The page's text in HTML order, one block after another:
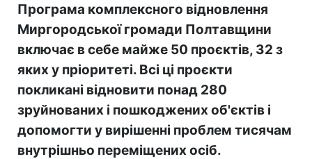
Програма комплексного відновлення
Миргородської громади Полтавщини
включає в себе майже 50 проєктів, 32 з
яких у пріоритеті. Всі ці проєкти
покликані відновити понад 280
зруйнованих і пошкоджених об'єктів і
допомогти у вирішенні проблем тисячам
внутрішньо переміщених осіб.